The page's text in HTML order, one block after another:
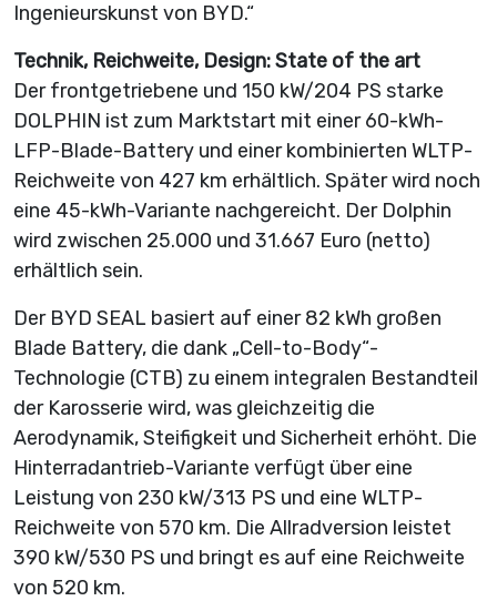
Ingenieurskunst von BYD.“
Technik, Reichweite, Design: State of the art
Der frontgetriebene und 150 kW/204 PS starke
DOLPHIN ist zum Marktstart mit einer 60-kWh-
LFP-Blade-Battery und einer kombinierten WLTP-
Reichweite von 427 km erhältlich. Später wird noch
eine 45-kWh-Variante nachgereicht. Der Dolphin
wird zwischen 25.000 und 31.667 Euro (netto)
erhältlich sein.
Der BYD SEAL basiert auf einer 82 kWh großen
Blade Battery, die dank „Cell-to-Body“-
Technologie (CTB) zu einem integralen Bestandteil
der Karosserie wird, was gleichzeitig die
Aerodynamik, Steifigkeit und Sicherheit erhöht. Die
Hinterradantrieb-Variante verfügt über eine
Leistung von 230 kW/313 PS und eine WLTP-
Reichweite von 570 km. Die Allradversion leistet
390 kW/530 PS und bringt es auf eine Reichweite
von 520 km.